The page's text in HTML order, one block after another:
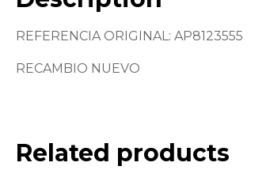
REFERENCIA ORIGINAL: AP8123555
RECAMBIO NUEVO
Related products